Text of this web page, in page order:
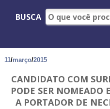
BUSCA
11/março/2015
CANDIDATO COM
PODE SER NOMEADO
A PORTADOR DE